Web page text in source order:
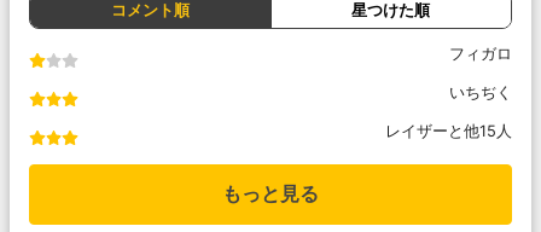
コメント順 星つけた順
フィガロ
いちぢく
レイザーと他15人
もっと見る